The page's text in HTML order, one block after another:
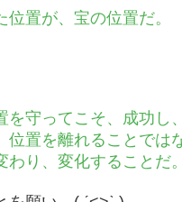
置が、宝の位置だ。
守ってこそ、成功し
置を離れることでは
り、変化することだ。